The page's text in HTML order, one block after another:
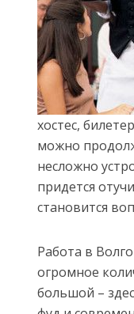
хостес,
можно
несложно
придется
становится
Работа в
огромное
большой –